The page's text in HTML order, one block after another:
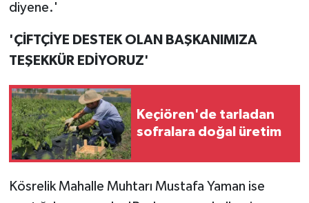
diyene.'
'ÇİFTÇİYE DESTEK OLAN BAŞKANIMIZA
TEŞEKKÜR EDİYORUZ'
Keçiören'de tarladan
sofralara doğal üretim
Kösrelik Mahalle Muhtarı Mustafa Yaman ise